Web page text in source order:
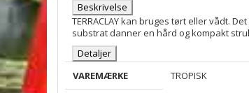
Beskrivelse
TERRACLAY kan bruges tørt eller vådt.
substrat danner en hård og kompakt
Detaljer
VAREMÆRKE
TROPISK